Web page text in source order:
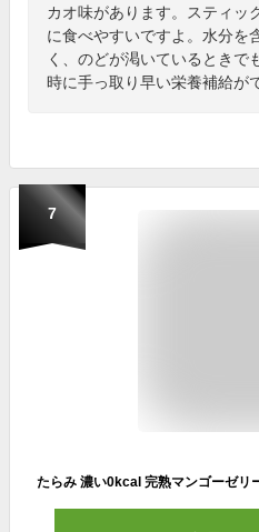
カオ味があります。スティッ
に食べやすいですよ。水分を
く、のどが渇いているときで
時に手っ取り早い栄養補給が
7